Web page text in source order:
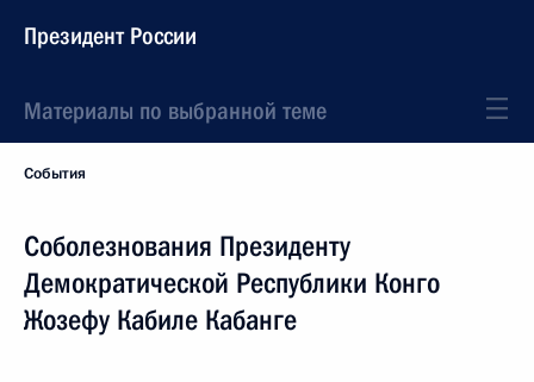
Президент России
Материалы по выбранной теме
События
Соболезнования Президенту
Демократической Республики Конго
Жозефу Кабиле Кабанге